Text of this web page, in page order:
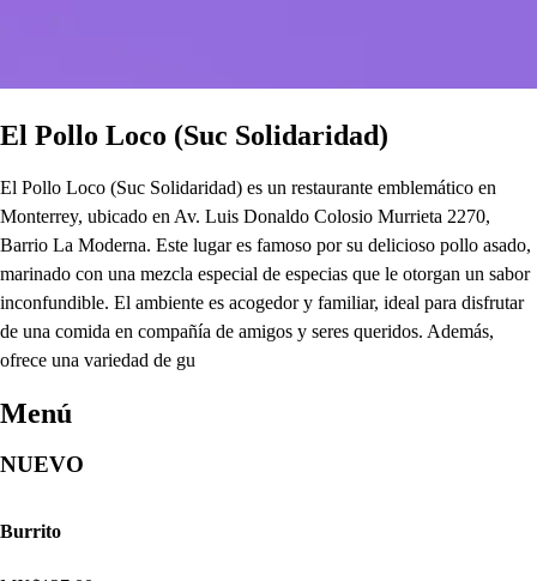
El Pollo Loco (Suc Solidaridad)
El Pollo Loco (Suc Solidaridad) es un restaurante emblemático en
Monterrey, ubicado en Av. Luis Donaldo Colosio Murrieta 2270,
Barrio La Moderna. Este lugar es famoso por su delicioso pollo asado,
marinado con una mezcla especial de especias que le otorgan un sabor
inconfundible. El ambiente es acogedor y familiar, ideal para disfrutar
de una comida en compañía de amigos y seres queridos. Además,
ofrece una variedad de gu
Menú
NUEVO
Burrito